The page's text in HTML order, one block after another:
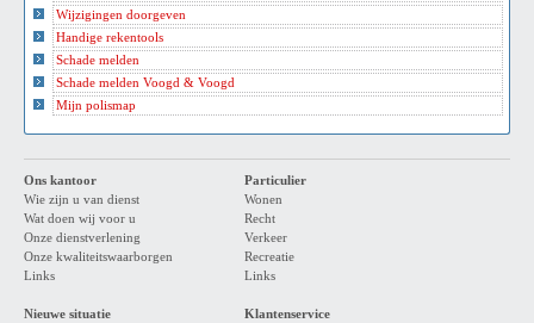
Wijzigingen doorgeven
Handige rekentools
Schade melden
Schade melden Voogd & Voogd
Mijn polismap
Ons kantoor
Wie zijn u van dienst
Wat doen wij voor u
Onze dienstverlening
Onze kwaliteitswaarborgen
Links
Particulier
Wonen
Recht
Verkeer
Recreatie
Links
Nieuwe situatie Klantenservice